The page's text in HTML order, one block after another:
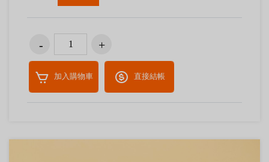
加入購物車 直接結帳